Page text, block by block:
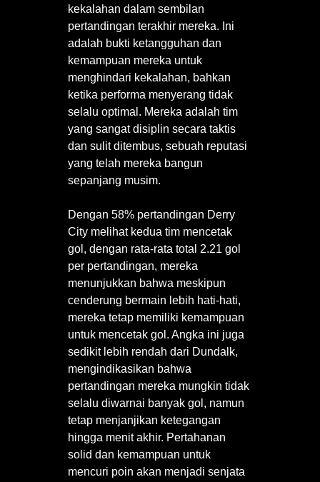
kekalahan dalam sembilan
pertandingan terakhir mereka. Ini
adalah bukti ketangguhan dan
kemampuan mereka untuk
menghindari kekalahan, bahkan
ketika performa menyerang tidak
selalu optimal. Mereka adalah tim
yang sangat disiplin secara taktis
dan sulit ditembus, sebuah reputasi
yang telah mereka bangun
sepanjang musim.
Dengan 58% pertandingan Derry
City melihat kedua tim mencetak
gol, dengan rata-rata total 2.21 gol
per pertandingan, mereka
menunjukkan bahwa meskipun
cenderung bermain lebih hati-hati,
mereka tetap memiliki kemampuan
untuk mencetak gol. Angka ini juga
sedikit lebih rendah dari Dundalk,
mengindikasikan bahwa
pertandingan mereka mungkin tidak
selalu diwarnai banyak gol, namun
tetap menjanjikan ketegangan
hingga menit akhir. Pertahanan
solid dan kemampuan untuk
mencuri poin akan menjadi senjata